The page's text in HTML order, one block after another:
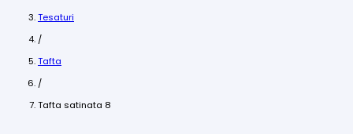
Tesaturi
/
Tafta
/
Tafta satinata 8